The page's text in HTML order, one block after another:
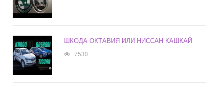
ШКОДА ОКТАВИЯ ИЛИ НИССАН КАШКАЙ
7530